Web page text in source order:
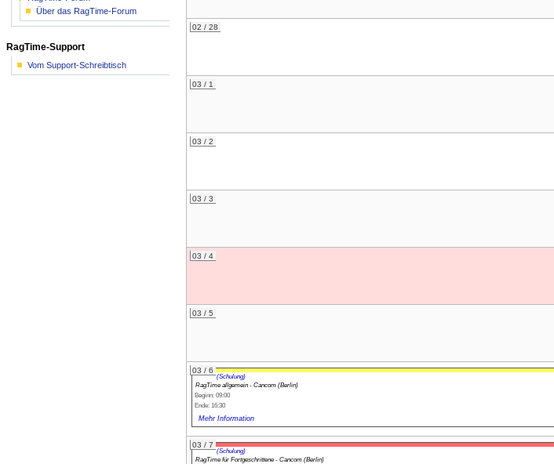
02 / 28
03 / 1
03 / 2
03 / 3
03 / 4
03 / 5
03 / 6
(Schulung)
RagTime allgemein - Cancom (Berlin)
Beginn: 09:00
Ende: 16:30
Mehr Information
03 / 7
(Schulung)
RagTime für Fortgeschrittene - Cancom (Berlin)
Über das RagTime-Forum
RagTime-Support
Vom Support-Schreibtisch